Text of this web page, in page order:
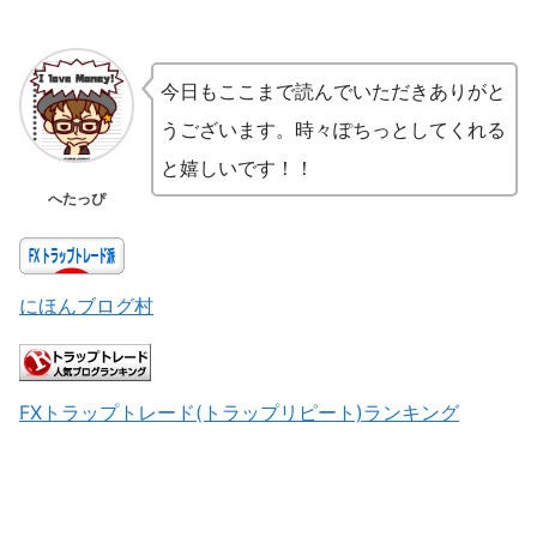
へたっぴ
今日もここまで読んでいただきありがと
うございます。時々ぽちっとしてくれる
と嬉しいです！！
にほんブログ村
FXトラップトレード(トラップリピート)ランキング